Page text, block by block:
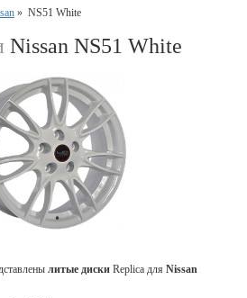
» NS51 White
Nissan NS51 White
литые диски Replica для Nissan